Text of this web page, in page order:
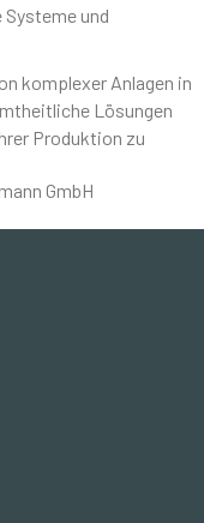
Systeme und
komplexer Anlagen in
Lösungen
Produktion zu